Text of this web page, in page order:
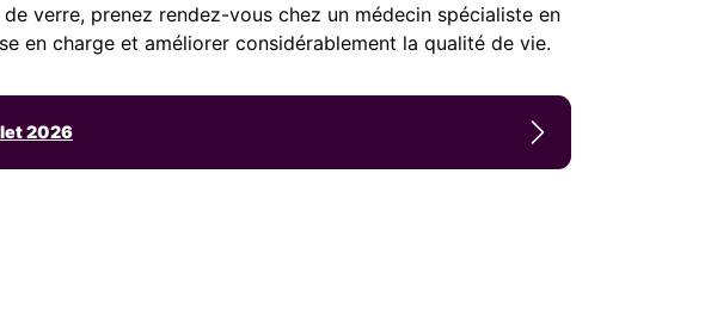
verre, prenez rendez-vous chez un médecin spécialiste en
en charge et améliorer considérablement la qualité de vie.
2026